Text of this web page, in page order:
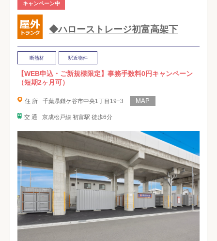
キャンペーン中
◆ハローストレージ初富高架下
断熱材 駅近物件
【WEB申込・ご新規様限定】事務手数料0円キャンペーン
（短期2ヶ月可）
住 所 千葉県鎌ケ谷市中央1丁目19−3
交 通 京成松戸線 初富駅 徒歩6分